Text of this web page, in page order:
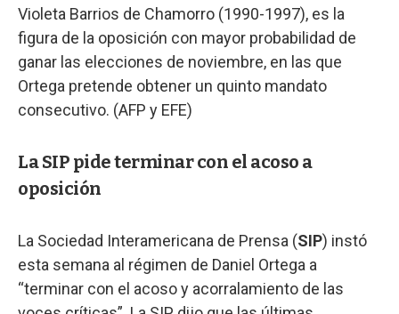
Violeta Barrios de Chamorro (1990-1997), es la
figura de la oposición con mayor probabilidad de
ganar las elecciones de noviembre, en las que
Ortega pretende obtener un quinto mandato
consecutivo. (AFP y EFE)
La SIP pide terminar con el acoso a
oposición
La Sociedad Interamericana de Prensa (SIP) instó
esta semana al régimen de Daniel Ortega a
“terminar con el acoso y acorralamiento de las